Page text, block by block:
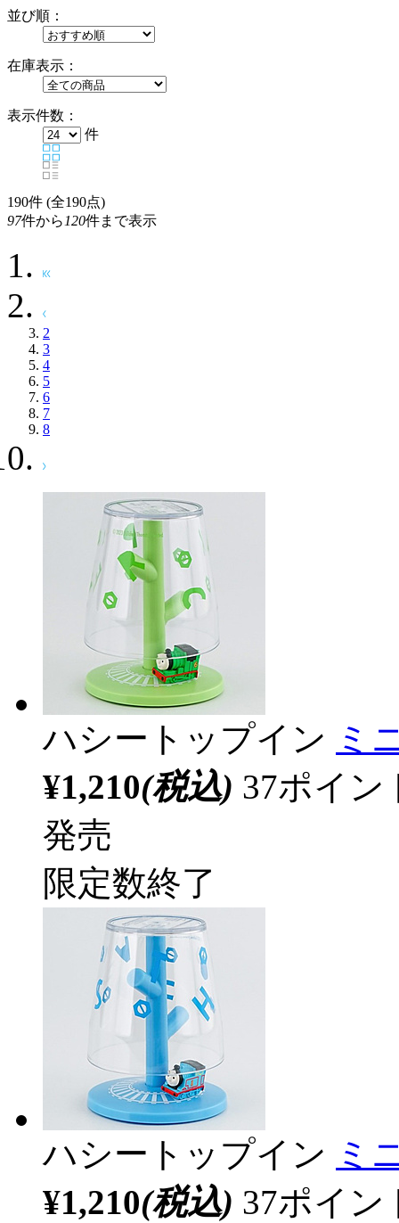
並び順：
在庫表示：
表示件数：
件
190件 (全190点)
97件から 120件まで表示
2
3
4
5
6
7
8
ハシートップイン ミ
¥1,210(税込) 37ポイ
発売
限定数終了
ハシートップイン ミ
¥1,210(税込) 37ポイ